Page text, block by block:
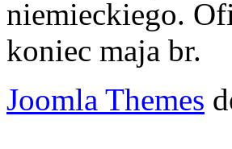
niemieckiego.
koniec maja br.
Joomla Themes